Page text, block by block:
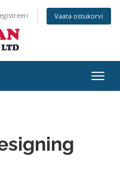
Vaata ostukorvi